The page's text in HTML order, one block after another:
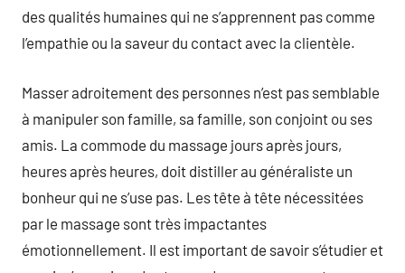
des qualités humaines qui ne s’apprennent pas comme
l’empathie ou la saveur du contact avec la clientèle.
Masser adroitement des personnes n’est pas semblable
à manipuler son famille, sa famille, son conjoint ou ses
amis. La commode du massage jours après jours,
heures après heures, doit distiller au généraliste un
bonheur qui ne s’use pas. Les tête à tête nécessitées
par le massage sont très impactantes
émotionnellement. Il est important de savoir s’étudier et